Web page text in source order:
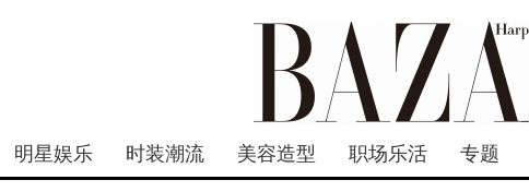
明星娱乐 时装潮流 美容造型 职场乐活 专题